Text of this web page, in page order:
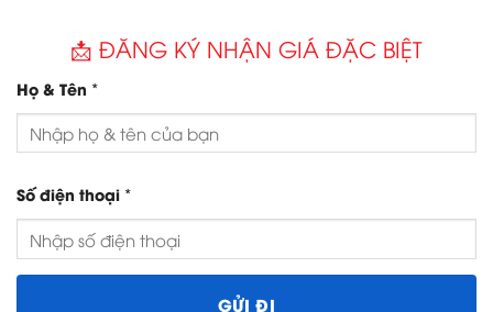
📩 ĐĂNG KÝ NHẬN GIÁ ĐẶC BIỆT
Họ & Tên *
Số điện thoại *